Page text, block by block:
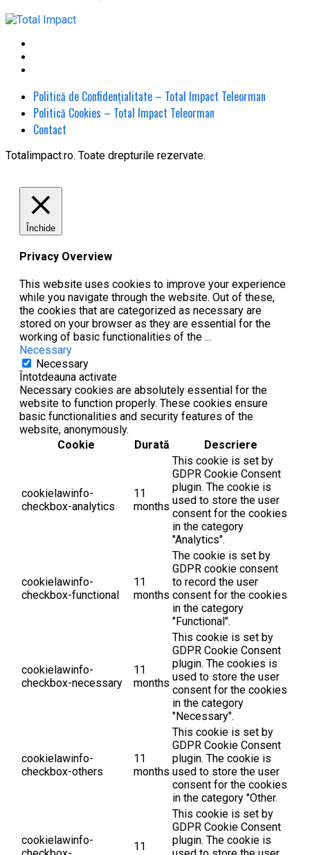
Politică de Confidențialitate – Total Impact Teleorman
Politică Cookies – Total Impact Teleorman
Contact
Totalimpact.ro. Toate drepturile rezervate.
Închide
Privacy Overview
This website uses cookies to improve your experience
while you navigate through the website. Out of these,
the cookies that are categorized as necessary are
stored on your browser as they are essential for the
working of basic functionalities of the ...
Necessary
Necessary
Întotdeauna activate
Necessary cookies are absolutely essential for the
website to function properly. These cookies ensure
basic functionalities and security features of the
website, anonymously.
Cookie
Durată Descriere
cookielawinfo-
checkbox-analytics
11
months
This cookie is set by
GDPR Cookie Consent
plugin. The cookie is
used to store the user
consent for the cookies
in the category
"Analytics".
cookielawinfo-
checkbox-functional
11
months
The cookie is set by
GDPR cookie consent
to record the user
consent for the cookies
in the category
"Functional".
cookielawinfo-
checkbox-necessary
11
months
This cookie is set by
GDPR Cookie Consent
plugin. The cookies is
used to store the user
consent for the cookies
in the category
"Necessary".
cookielawinfo-
checkbox-others
11
months
This cookie is set by
GDPR Cookie Consent
plugin. The cookie is
used to store the user
consent for the cookies
in the category "Other.
cookielawinfo-
11
This cookie is set by
GDPR Cookie Consent
plugin. The cookie is